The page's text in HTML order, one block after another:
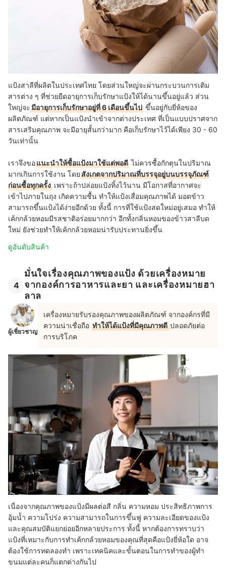
แป้งสาลีที่ผลิตในประเทศไทย โดยส่วนใหญ่จะผ่านกระบวนการเติม
สารต่าง ๆ ที่ช่วยยืดอายุการเก็บรักษาแป้งให้ได้นานขึ้นอยู่แล้ว ส่วน
ใหญ่จะมีอายุการเก็บรักษาอยู่ที่ 6 เดือนขึ้นไป ขึ้นอยู่กับยี่ห้อของ
ผลิตภัณฑ์ แต่หากเป็นแป้งนำเข้าจากต่างประเทศ ที่เป็นแบบปราศจาก
สารเสริมคุณภาพ จะมีอายุสั้นกว่ามาก คือเก็บรักษาไว้ได้เพียง 30 - 60
วันเท่านั้น
เราจึงขอแนะนำให้ซื้อแป้งมาใช้แต่พอดี ไม่ควรซื้อกักตุนในปริมาณ
มากเกินการใช้งาน โดยสังเกตจากปริมาณที่บรรจุอยู่บนบรรจุภัณฑ์
ก่อนซื้อทุกครั้ง เพราะถ้าปล่อยแป้งทิ้งไว้นาน มีโอกาสที่อากาศจะ
เข้าไปภายในถุง เกิดความชื้น ทำให้แป้งเสื่อมคุณภาพได้ มอดข้าว
สามารถขึ้นแป้งได้ง่ายอีกด้วย ทั้งนี้ การที่ใช้แป้งสดใหม่อยู่เสมอ ทำให้
เค้กกล้วยหอมมีรสชาติอร่อยมากกว่า อีกทั้งกลิ่นหอมของข้าวสาลีบด
ใหม่ ยังช่วยทำให้เค้กกล้วยหอมน่ารับประทานยิ่งขึ้น
ดูอันดับสินค้า
4
มั่นใจเรื่องคุณภาพของแป้ง ด้วยเครื่องหมาย
จากองค์การอาหารและยา และเครื่องหมายฮา
ลาล
ผู้เชี่ยวชาญ
เครื่องหมายรับรองคุณภาพของผลิตภัณฑ์ จากองค์กรที่มี
ความน่าเชื่อถือ ทำให้ได้แป้งที่มีคุณภาพดีปลอดภัยต่อ
การบริโภค
เนื่องจากคุณภาพของแป้งมีผลต่อสี กลิ่น ความหอม ประสิทธิภาพการ
อุ้มน้ำ ความโปร่ง ความสามารถในการขึ้นฟู ความละเอียดของแป้ง
และคุณสมบัติแยกย่อยอีกหลายประการ ทั้งนี้ หากต้องการทราบว่า
แป้งที่เหมาะกับการทำเค้กกล้วยหอมของคุณที่สุดคือแป้งยี่ห้อใด อาจ
ต้องใช้การทดลองทำ เพราะเทคนิคและขั้นตอนในการทำของผู้ทำ
ขนมแต่ละคนก็แตกต่างกันไป